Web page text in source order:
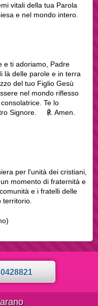
vitali della tua Parola
e nel mondo intero.
e ti adoriamo, Padre
là delle parole e in terra
del tuo Figlio Gesù
nel mondo riflesso
Te lo
Signore. ℟. Amen.
per l'unità dei cristiani,
momento di fraternità e
e i fratelli delle